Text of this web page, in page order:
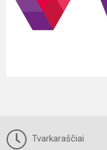
Tvarkaraščiai